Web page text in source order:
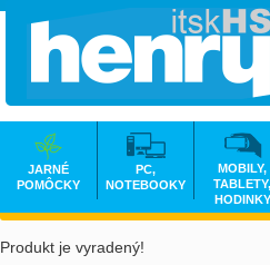
Produkt je vyradený!
JARNÉ
POMÔCKY
PC,
NOTEBOOKY
MOBILY,
TABLETY,
HODINKY